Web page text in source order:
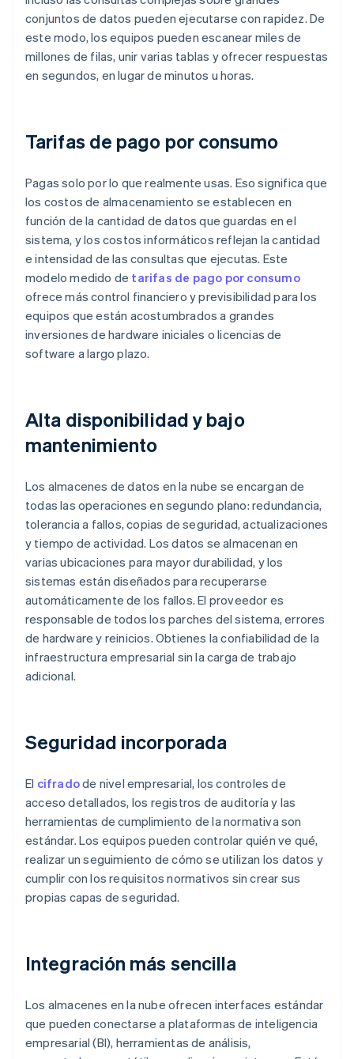
conjuntos de datos pueden ejecutarse con rapidez. De
este modo, los equipos pueden escanear miles de
millones de filas, unir varias tablas y ofrecer respuestas
en segundos, en lugar de minutos u horas.
Tarifas de pago por consumo
Pagas solo por lo que realmente usas. Eso significa que
los costos de almacenamiento se establecen en
función de la cantidad de datos que guardas en el
sistema, y los costos informáticos reflejan la cantidad
e intensidad de las consultas que ejecutas. Este
modelo medido de tarifas de pago por consumo
ofrece más control financiero y previsibilidad para los
equipos que están acostumbrados a grandes
inversiones de hardware iniciales o licencias de
software a largo plazo.
Alta disponibilidad y bajo
mantenimiento
Los almacenes de datos en la nube se encargan de
todas las operaciones en segundo plano: redundancia,
tolerancia a fallos, copias de seguridad, actualizaciones
y tiempo de actividad. Los datos se almacenan en
varias ubicaciones para mayor durabilidad, y los
sistemas están diseñados para recuperarse
automáticamente de los fallos. El proveedor es
responsable de todos los parches del sistema, errores
de hardware y reinicios. Obtienes la confiabilidad de la
infraestructura empresarial sin la carga de trabajo
adicional.
Seguridad incorporada
El cifradode nivel empresarial, los controles de
acceso detallados, los registros de auditoría y las
herramientas de cumplimiento de la normativa son
estándar. Los equipos pueden controlar quién ve qué,
realizar un seguimiento de cómo se utilizan los datos y
cumplir con los requisitos normativos sin crear sus
propias capas de seguridad.
Integración más sencilla
Los almacenes en la nube ofrecen interfaces estándar
que pueden conectarse a plataformas de inteligencia
empresarial (BI), herramientas de análisis,